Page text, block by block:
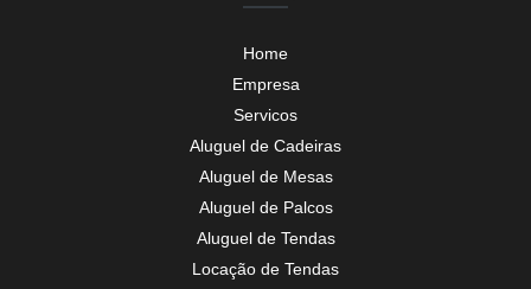
Home
Empresa
Servicos
Aluguel de Cadeiras
Aluguel de Mesas
Aluguel de Palcos
Aluguel de Tendas
Locação de Tendas